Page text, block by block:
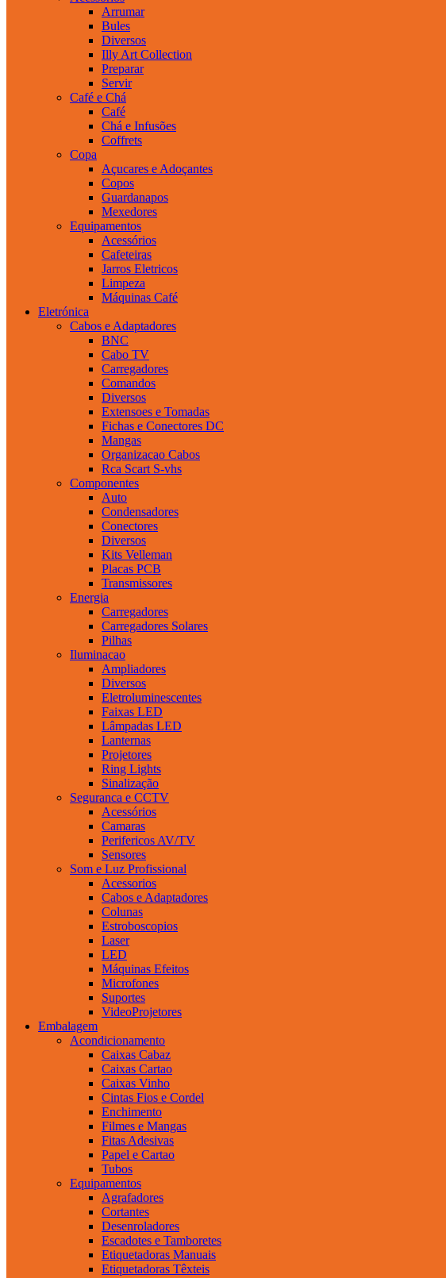
Arrumar
Bules
Diversos
Illy Art Collection
Preparar
Servir
Café e Chá
Café
Chá e Infusões
Coffrets
Copa
Açucares e Adoçantes
Copos
Guardanapos
Mexedores
Equipamentos
Acessórios
Cafeteiras
Jarros Eletricos
Limpeza
Máquinas Café
Eletrónica
Cabos e Adaptadores
BNC
Cabo TV
Carregadores
Comandos
Diversos
Extensoes e Tomadas
Fichas e Conectores DC
Mangas
Organizacao Cabos
Rca Scart S-vhs
Componentes
Auto
Condensadores
Conectores
Diversos
Kits Velleman
Placas PCB
Transmissores
Energia
Carregadores
Carregadores Solares
Pilhas
Iluminacao
Ampliadores
Diversos
Eletroluminescentes
Faixas LED
Lâmpadas LED
Lanternas
Projetores
Ring Lights
Sinalização
Seguranca e CCTV
Acessórios
Camaras
Perifericos AV/TV
Sensores
Som e Luz Profissional
Acessorios
Cabos e Adaptadores
Colunas
Estroboscopios
Laser
LED
Máquinas Efeitos
Microfones
Suportes
VideoProjetores
Embalagem
Acondicionamento
Caixas Cabaz
Caixas Cartao
Caixas Vinho
Cintas Fios e Cordel
Enchimento
Filmes e Mangas
Fitas Adesivas
Papel e Cartao
Tubos
Equipamentos
Agrafadores
Cortantes
Desenroladores
Escadotes e Tamboretes
Etiquetadoras Manuais
Etiquetadoras Têxteis